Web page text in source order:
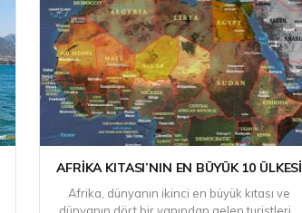
AFRIKA KITASI’NIN EN BÜYÜK 10 ÜLKESI
Afrika, dünyanın ikinci en büyük kıtası ve